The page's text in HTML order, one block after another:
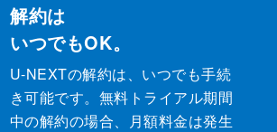
解約は
いつでもOK。
U-NEXTの解約は、いつでも手続
き可能です。無料トライアル期間
中の解約の場合、月額料金は発生